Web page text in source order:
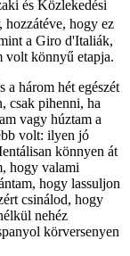
és Közlekedési
hogy ez
a Giro d'Italiák,
volt könnyű etapja.
a három hét egészét
csak pihenni, ha
vagy húztam a
volt: ilyen jó
könnyen át
hogy valami
hogy lassuljon
csinálod, hogy
nehéz
körversenyen